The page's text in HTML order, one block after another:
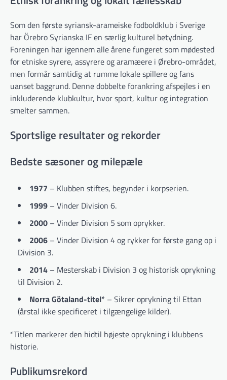
Som den første syriansk-arameiske fodboldklub i Sverige
har Örebro Syrianska IF en særlig kulturel betydning.
Foreningen har igennem alle årene fungeret som mødested
for etniske syrere, assyrere og aramæere i Ørebro-området,
men formår samtidig at rumme lokale spillere og fans
uanset baggrund. Denne dobbelte forankring afspejles i en
inkluderende klubkultur, hvor sport, kultur og integration
smelter sammen.
Sportslige resultater og rekorder
Bedste sæsoner og milepæle
1977 – Klubben stiftes, begynder i korpserien.
1999 – Vinder Division 6.
2000 – Vinder Division 5 som oprykker.
2006 – Vinder Division 4 og rykker for første gang op i
Division 3.
2014 – Mesterskab i Division 3 og historisk oprykning
til Division 2.
Norra Götaland-titel* – Sikrer oprykning til Ettan
(årstal ikke specificeret i tilgængelige kilder).
*Titlen markerer den hidtil højeste oprykning i klubbens
historie.
Publikumsrekord